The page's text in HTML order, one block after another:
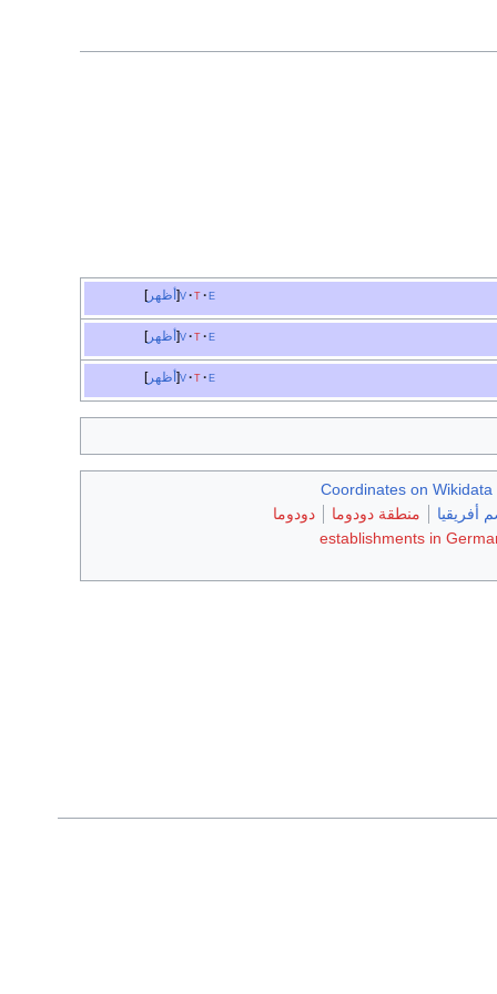
أظهر v t e
أظهر v t e
أظهر v t e
Coordinates on Wikidata
أفريقيا
منطقة دودوما دودوما